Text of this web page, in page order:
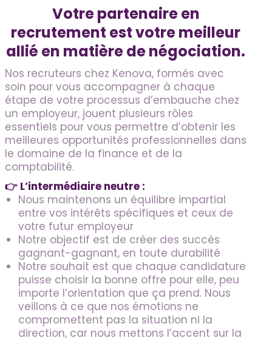
Votre partenaire en
recrutement est votre meilleur
allié en matière de négociation.
Nos recruteurs chez Kenova, formés avec
soin pour vous accompagner à chaque
étape de votre processus d’embauche chez
un employeur, jouent plusieurs rôles
essentiels pour vous permettre d’obtenir les
meilleures opportunités professionnelles dans
le domaine de la finance et de la
comptabilité.
👉 L’intermédiaire neutre :
Nous maintenons un équilibre impartial
entre vos intérêts spécifiques et ceux de
votre futur employeur
Notre objectif est de créer des succès
gagnant-gagnant, en toute durabilité
Notre souhait est que chaque candidature
puisse choisir la bonne offre pour elle, peu
importe l’orientation que ça prend. Nous
veillons à ce que nos émotions ne
compromettent pas la situation ni la
direction, car nous mettons l’accent sur la